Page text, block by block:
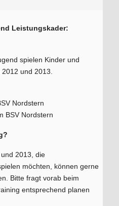
Leistungskader:
spielen Kinder und
und 2013.
Nordstern
BSV Nordstern
2013, die
möchten, können gerne
Bitte fragt vorab beim
entsprechend planen